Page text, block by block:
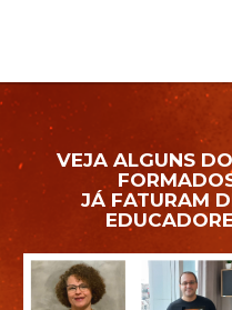
VEJA ALGUNS
JÁ FATURAM